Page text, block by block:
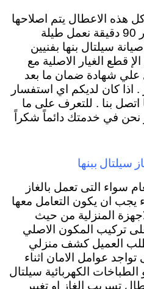
هذه الاعطال يتم اصلاحها
في وقت قصير قد لا يتجاور 90 دقيقة نعمل طيلة
سيلتال بنها بفنيين
قطع الغيار الاصلية مع
علي شهادة ضمان ما بعد
اذا كان لديكم اي استفسار
بنا . للتعرف على ما
نحن في خدمتك دائماً شكراً
سيلتال ببنها
سواء التى تعمل بالغاز
يجب ان يكون التعامل معها
المنزلية من حيث
على تركيب المكون الاصلي
طلب العميل كشف منزلي
عوامل الامان اثناء
الطباخات الكهربائية سيلتال
تسريب الغاز او تغيير